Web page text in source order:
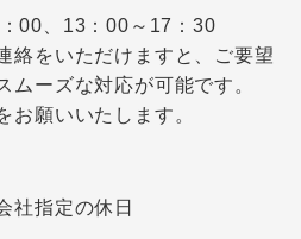
00、13：00～17：30
絡をいただけますと、ご要望
ムーズな対応が可能です。
お願いいたします。
社指定の休日